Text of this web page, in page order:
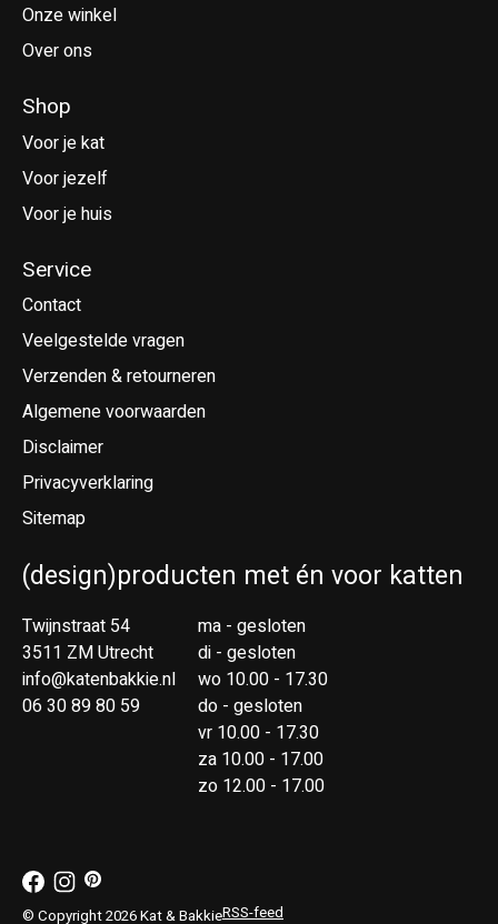
Onze winkel
Over ons
Shop
Voor je kat
Voor jezelf
Voor je huis
Service
Contact
Veelgestelde vragen
Verzenden & retourneren
Algemene voorwaarden
Disclaimer
Privacyverklaring
Sitemap
(design)producten met én voor katten
Twijnstraat 54
3511 ZM Utrecht
info@katenbakkie.nl
06 30 89 80 59
ma - gesloten
di - gesloten
wo 10.00 - 17.30
do - gesloten
vr 10.00 - 17.30
za 10.00 - 17.00
zo 12.00 - 17.00
© Copyright 2026 Kat & BakkieRSS-feed